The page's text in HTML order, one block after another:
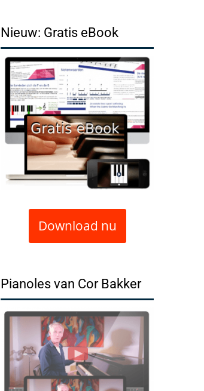
Nieuw: Gratis eBook
Download nu
Pianoles van Cor Bakker